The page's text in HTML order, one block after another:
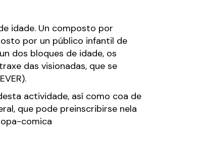
idade. Un composto por
por un público infantil de
dos bloques de idade, os
das visionadas, que se
actividade, así como coa de
que pode preinscribirse nela
comica